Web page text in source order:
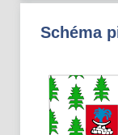
Schéma